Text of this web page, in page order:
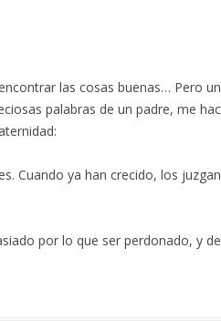
las cosas buenas… Pero
palabras de un padre, me
Cuando ya han crecido, los
por lo que ser perdonado, y